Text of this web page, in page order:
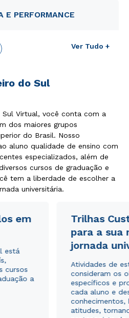
E PERFORMANCE
Ver Tudo +
do Sul
Sul Virtual, você conta com a
dos maiores grupos
do Brasil. Nosso
aluno qualidade de ensino com
especializados, além de
cursos de graduação e
tem a liberdade de escolher a
universitária.
em
está
cursos
a
Trilhas
para a sua
jornada
Atividades de
consideram os
específicos e
cada aluno e
conhecimentos,
atitudes,
ou
Política de Privacidade.
sejam utilizados para o
do Sul.